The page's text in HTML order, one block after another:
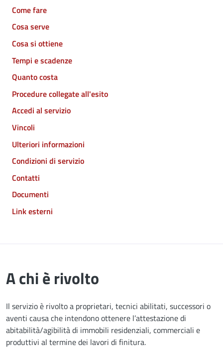
Come fare
Cosa serve
Cosa si ottiene
Tempi e scadenze
Quanto costa
Procedure collegate all'esito
Accedi al servizio
Vincoli
Ulteriori informazioni
Condizioni di servizio
Contatti
Documenti
Link esterni
A chi è rivolto
Il servizio è rivolto a proprietari, tecnici abilitati, successori o
aventi causa che intendono ottenere l’attestazione di
abitabilità/agibilità di immobili residenziali, commerciali e
produttivi al termine dei lavori di finitura.